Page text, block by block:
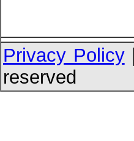
Privacy Policy|
reserved